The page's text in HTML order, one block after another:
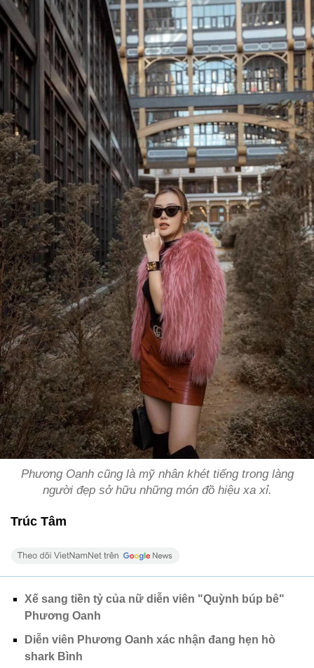
Phương Oanh cũng là mỹ nhân khét tiếng trong làng
người đẹp sở hữu những món đồ hiệu xa xỉ.
Trúc Tâm
Xế sang tiền tỷ của nữ diễn viên "Quỳnh búp bê"
Phương Oanh
Diễn viên Phương Oanh xác nhận đang hẹn hò
shark Bình